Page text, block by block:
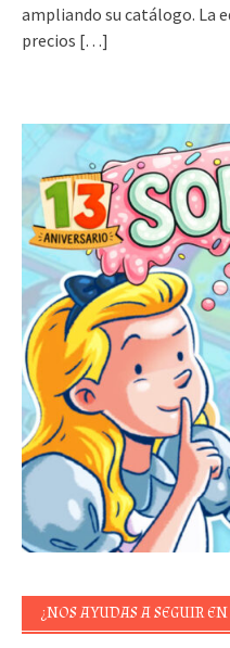
ampliando su catálogo. La
precios […]
¿NOS AYUDAS A SEGUIR